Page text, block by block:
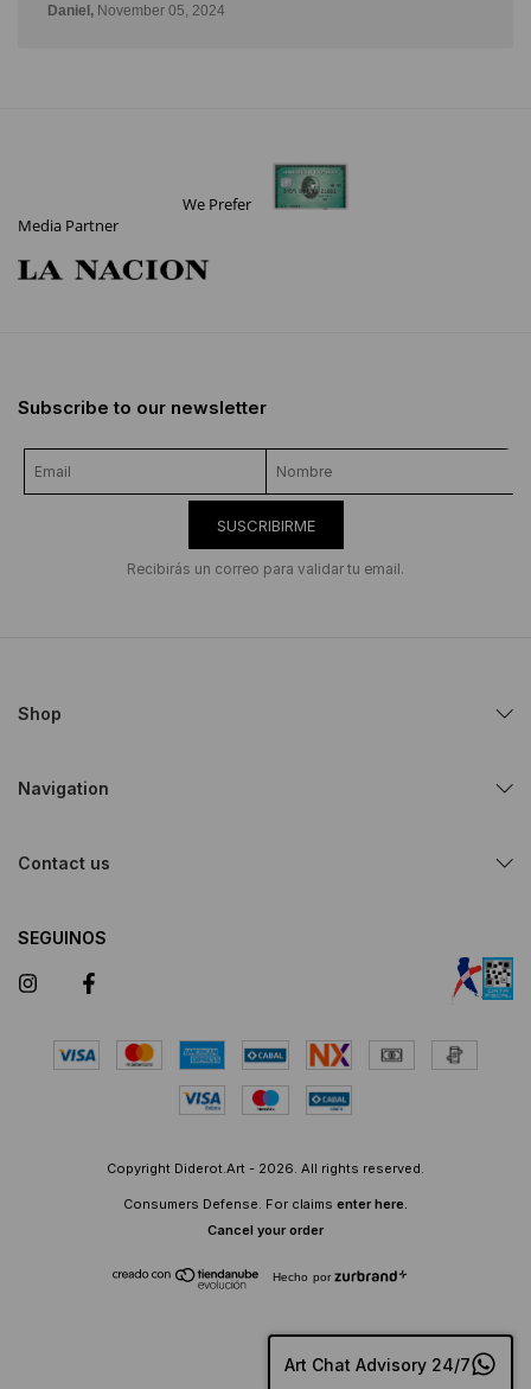
Art Chat Advisory 24/7
Daniel, November 05, 2024
We Prefer
Media Partner
Subscribe to our newsletter
SUSCRIBIRME
Recibirás un correo para validar tu email.
Shop
Navigation
Contact us
SEGUINOS
Copyright Diderot.Art - 2026. All rights reserved.
Consumers Defense. For claims enter here.
Cancel your order
Hecho por